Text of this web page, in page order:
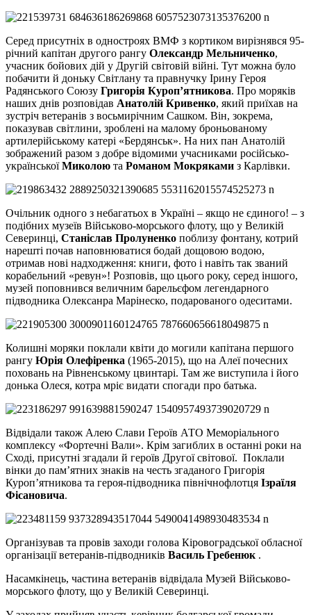
Серед присутніх в одностроях ВМФ з кортиком вирізнявся 95-
річний капітан другого рангу Олександр Мельниченко,
учасник бойових дій у Другій світовій війні. Тут можна було
побачити й доньку Світлану та правнучку Ірину Героя
Радянського Союзу Григорія Куроп’ятникова. Про моряків
наших днів розповідав Анатолій Кривенко, який приїхав на
зустріч ветеранів з восьмирічним Сашком. Він, зокрема,
показував світлини, зроблені на малому броньованому
артилерійському катері «Бердянськ». На них пан Анатолій
зображений разом з добре відомими учасниками російсько-
українськоїМиколою та Романом Мокряками з Карлівки.
Очільник одного з небагатьох в Україні – якщо не єдиного! – з
подібних музеїв Військово-морського флоту, що у Великій
Северинці, Станіслав Пролуненко поблизу фонтану, котрий
нарешті почав наповнюватися бодай дощовою водою,
отримав нові надходження: книги, фото і навіть так званий
корабельний «ревун»! Розповів, що цього року, серед іншого,
музей поповнився величним барельєфом легендарного
підводника Олексанра Марінеско, подарованого одеситами.
Колишні моряки поклали квіти до могили капітана першого
рангу Юрія Олефіренка (1965-2015), що на Алеї почесних
поховань на Рівненському цвинтарі. Там же виступила і його
донька Олеся, котра мріє видати спогади про батька.
Відвідали також Алею Слави Героїв АТО Меморіального
комплексу «Фортечні Вали». Крім загиблих в останні роки на
Сході, присутні згадали й героїв Другої світової. Поклали
вінки до пам’ятних знаків на честь згаданого Григорія
Куроп’ятникова та героя-підводника північнофлотця Ізраїля
Фісановича.
Організував та провів заходи голова Кіровоградської обласної
організації ветеранів-підводників Василь Гребенюк .
Насамкінець, частина ветеранів відвідала Музей Військово-
морського флоту, що у Великій Северинці.